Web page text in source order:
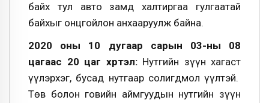
байх тул авто замд халтиргаа гулгаатай
байхыг онцгойлон анхааруулж байна.
2020 оны 10 дугаар сарын 03-ны 08
цагаас 20 цаг хүртэл:Нутгийн зүүн хагаст
үүлэрхэг, бусад нутгаар солигдмол үүлтэй.
Төв болон говийн аймгуудын нутгийн зүүн